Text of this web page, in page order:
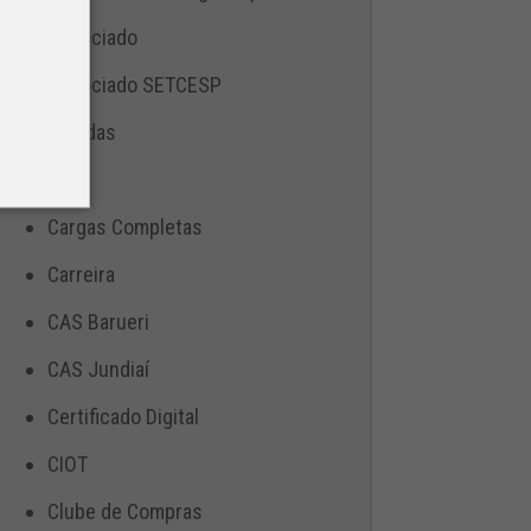
Associado
Associado SETCESP
Bebidas
Cargas Completas
Carreira
CAS Barueri
CAS Jundiaí
Certificado Digital
CIOT
Clube de Compras